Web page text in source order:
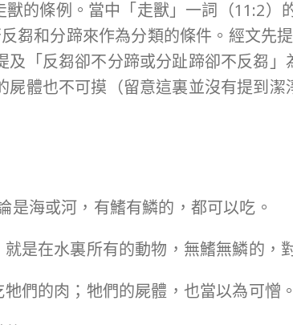
芻和分蹄來作為分類的條件。經文先
「反芻卻不分蹄或分趾蹄卻不反芻
體也不可摸（留意這裏並沒有提到潔
海或河，有鰭有鱗的，都可以吃。
是在水裏所有的動物，無鰭無鱗的，
們的肉；牠們的屍體，也當以為可憎。